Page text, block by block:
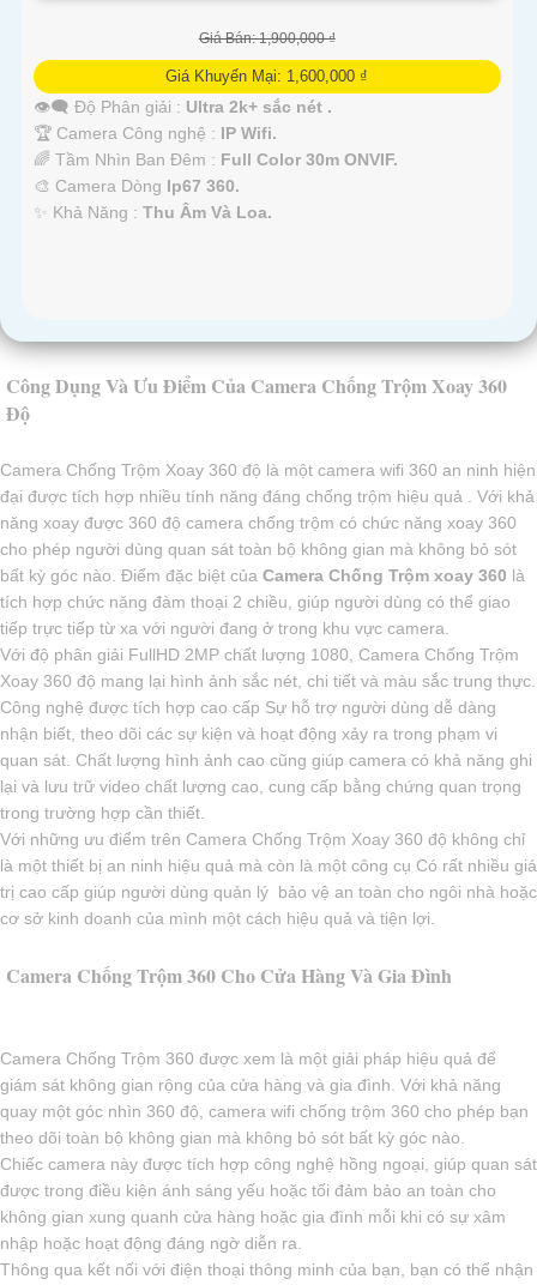
Giá Bán: 1,900,000 ₫
Giá Khuyến Mại: 1,600,000 ₫
👁️‍🗨 Độ Phân giải : Ultra 2k+ sắc nét .
🏆 Camera Công nghệ : IP Wifi.
🌈 Tầm Nhìn Ban Đêm : Full Color 30m ONVIF.
🎨 Camera Dòng Ip67 360.
️✨ Khả Năng : Thu Âm Và Loa.
Công Dụng Và Ưu Điểm Của Camera Chống Trộm Xoay 360
Độ
Camera Chống Trộm Xoay 360 độ là một camera wifi 360 an ninh hiện
đại được tích hợp nhiều tính năng đáng chống trộm hiệu quả . Với khả
năng xoay được 360 độ camera chống trộm có chức năng xoay 360
cho phép người dùng quan sát toàn bộ không gian mà không bỏ sót
bất kỳ góc nào. Điểm đặc biệt của Camera Chống Trộm xoay 360 là
tích hợp chức năng đàm thoại 2 chiều, giúp người dùng có thể giao
tiếp trực tiếp từ xa với người đang ở trong khu vực camera.
Với độ phân giải FullHD 2MP chất lượng 1080, Camera Chống Trộm
Xoay 360 độ mang lại hình ảnh sắc nét, chi tiết và màu sắc trung thực.
Công nghệ được tích hợp cao cấp Sự hỗ trợ người dùng dễ dàng
nhận biết, theo dõi các sự kiện và hoạt động xảy ra trong phạm vi
quan sát. Chất lượng hình ảnh cao cũng giúp camera có khả năng ghi
lại và lưu trữ video chất lượng cao, cung cấp bằng chứng quan trọng
trong trường hợp cần thiết.
Với những ưu điểm trên Camera Chống Trộm Xoay 360 độ không chỉ
là một thiết bị an ninh hiệu quả mà còn là một công cụ Có rất nhiều giá
trị cao cấp giúp người dùng quản lý bảo vệ an toàn cho ngôi nhà hoặc
cơ sở kinh doanh của mình một cách hiệu quả và tiện lợi.
Camera Chống Trộm 360 Cho Cửa Hàng Và Gia Đình
Camera Chống Trộm 360 được xem là một giải pháp hiệu quả để
giám sát không gian rộng của cửa hàng và gia đình. Với khả năng
quay một góc nhìn 360 độ, camera wifi chống trộm 360 cho phép bạn
theo dõi toàn bộ không gian mà không bỏ sót bất kỳ góc nào.
Chiếc camera này được tích hợp công nghệ hồng ngoại, giúp quan sát
được trong điều kiện ánh sáng yếu hoặc tối đảm bảo an toàn cho
không gian xung quanh cửa hàng hoặc gia đình mỗi khi có sự xâm
nhập hoặc hoạt động đáng ngờ diễn ra.
Thông qua kết nối với điện thoại thông minh của bạn, bạn có thể nhận